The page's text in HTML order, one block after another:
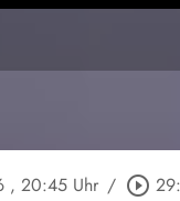
, 20:45 Uhr / play_circle_outline